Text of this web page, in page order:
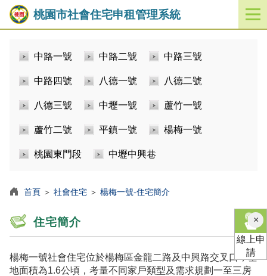
桃園市社會住宅申租管理系統
開
啟
中路一號 中路二號 中路三號
中路四號 八德一號 八德二號
八德三號 中壢一號 蘆竹一號
蘆竹二號 平鎮一號 楊梅一號
桃園東門段 中壢中興巷
首頁 ＞ 社會住宅 ＞ 楊梅一號-住宅簡介
住宅簡介
楊梅一號社會住宅位於楊梅區金龍二路及中興路交叉口，基
地面積為1.6公頃，考量不同家戶類型及需求規劃一至三房
×關
閉
線上申
請